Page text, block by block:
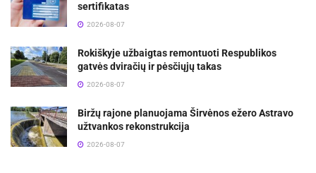
sertifikatas
2026-08-07
Rokiškyje užbaigtas remontuoti Respublikos
gatvės dviračių ir pėsčiųjų takas
2026-08-07
Biržų rajone planuojama Širvėnos ežero Astravo
užtvankos rekonstrukcija
2026-08-07